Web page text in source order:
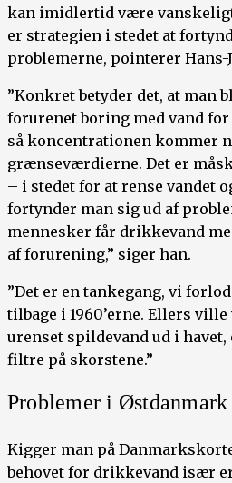
kan imidlertid være vanskeligt
er strategien i stedet at
problemerne, pointerer Hans-
”Konkret betyder det, at man
forurenet boring med vand
så koncentrationen kommer
grænseværdierne. Det er
– i stedet for at rense vandet
fortynder man sig ud af
mennesker får drikkevand
af forurening,” siger han.
”Det er en tankegang, vi
tilbage i 1960’erne. Ellers
urenset spildevand ud i
filtre på skorstene.”
Problemer i Østdanmark
Kigger man på
behovet for drikkevand især